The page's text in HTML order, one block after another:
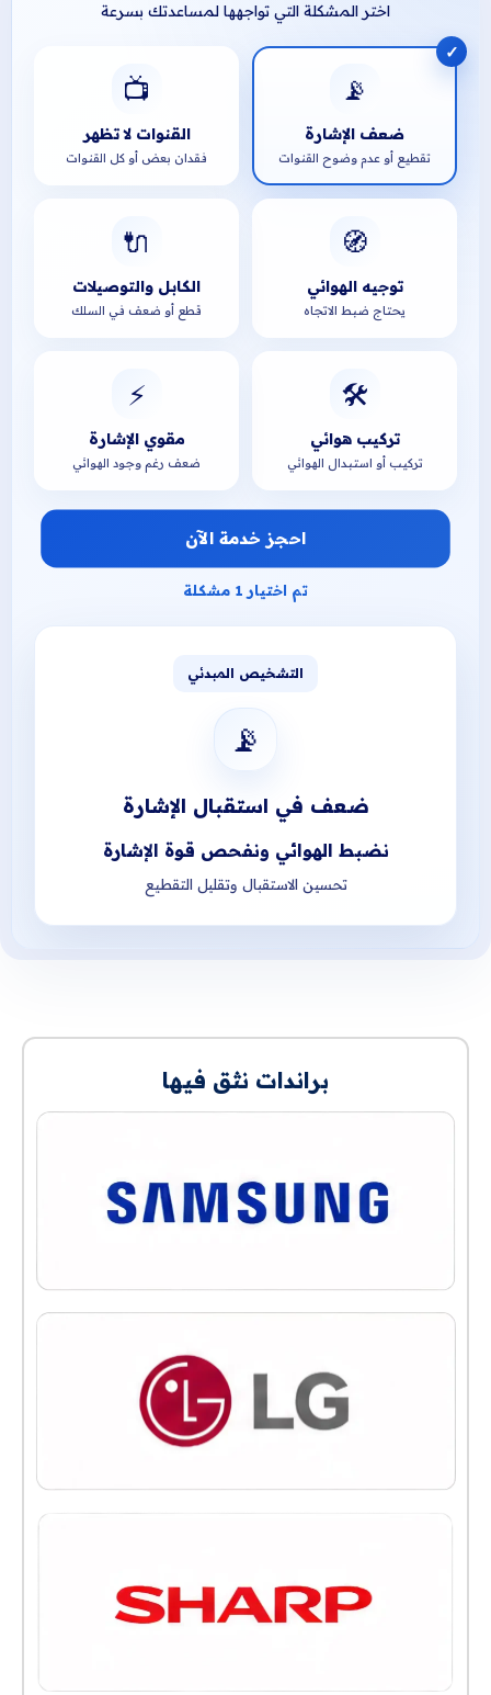
اختر المشكلة التي تواجهها لمساعدتك بسرعة
📡
ضعف الإشارة
تقطيع أو عدم وضوح القنوات
📺
القنوات لا تظهر
فقدان بعض أو كل القنوات
🧭
توجيه الهوائي
يحتاج ضبط الاتجاه
🔌
الكابل والتوصيلات
قطع أو ضعف في السلك
🛠️
تركيب هوائي
تركيب أو استبدال الهوائي
⚡
مقوي الإشارة
ضعف رغم وجود الهوائي
احجز خدمة الآن
تم اختيار 1 مشكلة
التشخيص المبدئي
📡
ضعف في استقبال الإشارة
نضبط الهوائي ونفحص قوة الإشارة
تحسين الاستقبال وتقليل التقطيع
براندات نثق فيها